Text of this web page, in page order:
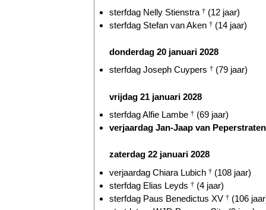
sterfdag Nelly Stienstra † (12 jaar)
sterfdag Stefan van Aken † (14 jaar)
donderdag 20 januari 2028
sterfdag Joseph Cuypers † (79 jaar)
vrijdag 21 januari 2028
sterfdag Alfie Lambe † (69 jaar)
verjaardag Jan-Jaap van
zaterdag 22 januari 2028
verjaardag Chiara Lubich † (108 jaar)
sterfdag Elias Leyds † (4 jaar)
sterfdag Paus Benedictus XV † (106